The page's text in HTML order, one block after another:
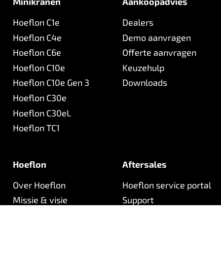
Hoeflon C1e
Hoeflon C4e
Hoeflon C6e
Hoeflon C10e
Hoeflon C10e Gen 3
Hoeflon C30e
Hoeflon C30eL
Hoeflon TC1
Dealers
Demo aanvragen
Offerte aanvragen
Keuzehulp
Downloads
Hoeflon
Over Hoeflon
Missie & visie
Aftersales
Hoeflon service portal
Support